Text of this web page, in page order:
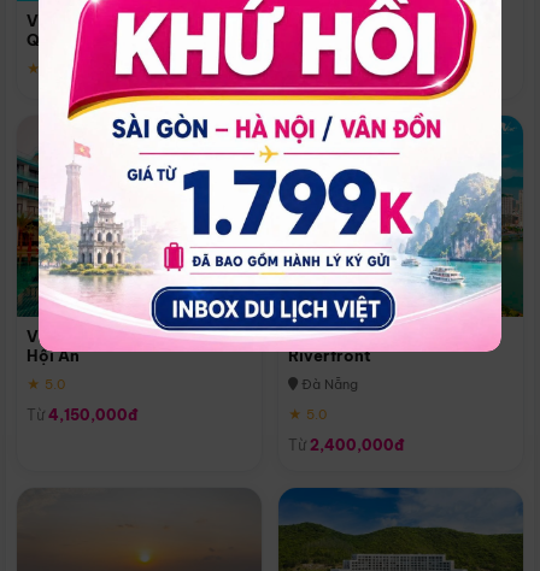
Vinpearl Resort & Spa Phu
Quoc
★ 5.0
Quoc
Phú Quốc
★ 5.0
Vinpearl Resort & Golf Nam
Hội An
★ 5.0
Từ 4,150,000đ
Melia Vinpearl Danang
Riverfront
Đà Nẵng
★ 5.0
Từ 2,400,000đ